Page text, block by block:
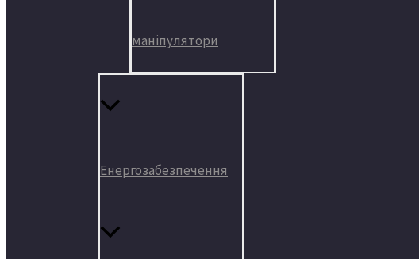
маніпулятори
Енергозабезпечення